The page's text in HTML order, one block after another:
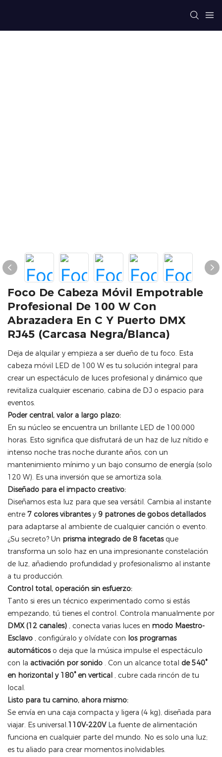
Foco De Cabeza Móvil Empotrable
Profesional De 100 W Con
Abrazadera En C Y Puerto DMX
RJ45 (carcasa Negra/blanca)
Deja de alquilar y empieza a ser dueño de tu foco. Esta
cabeza móvil LED de 100 W es tu solución integral para
crear un espectáculo de luces profesional y dinámico que
revitaliza cualquier escenario, cabina de DJ o espacio para
eventos.
Poder central, valor a largo plazo:
En su núcleo se encuentra un brillante LED de 100.000
horas. Esto significa que disfrutará de un haz de luz nítido e
intenso noche tras noche durante años, con un
mantenimiento mínimo y un bajo consumo de energía (solo
120 W). Es una inversión que se amortiza sola.
Diseñado para el impacto creativo:
Diseñamos esta luz para que sea versátil. Cambia al instante
entre 7 colores vibrantesy 9 patrones de gobos detallados
para adaptarse al ambiente de cualquier canción o evento.
¿Su secreto? Un prisma integrado de 8 facetasque
transforma un solo haz en una impresionante constelación
de luz, añadiendo profundidad y profesionalismo al instante
a tu producción.
Control total, operación sin esfuerzo:
Tanto si eres un técnico experimentado como si estás
empezando, tú tienes el control. Controla manualmente por
DMX (12 canales) , conecta varias luces en modo Maestro-
Esclavo , configúralo y olvídate con los programas
automáticoso deja que la música impulse el espectáculo
con la activación por sonido . Con un alcance total de 540°
en horizontal y 180° en vertical , cubre cada rincón de tu
local.
Listo para tu camino, ahora mismo:
Se envía en una caja compacta y ligera (4 kg), diseñada para
viajar. Es universal.110V-220VLa fuente de alimentación
funciona en cualquier parte del mundo. No es solo una luz;
es tu aliado para crear momentos inolvidables.